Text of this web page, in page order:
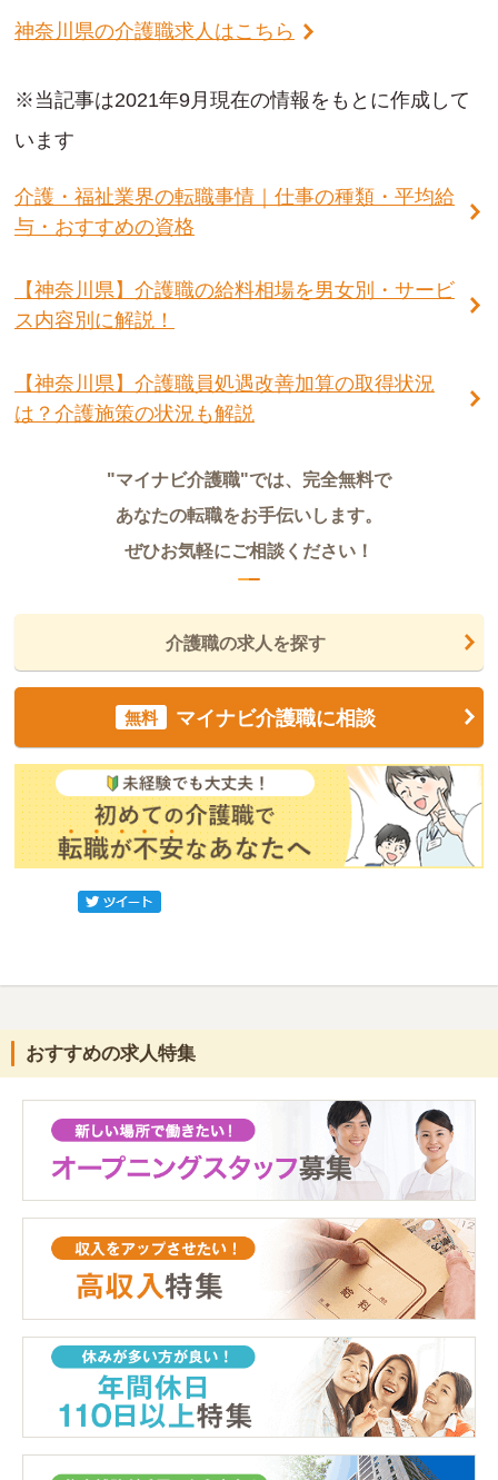
神奈川県の介護職求人はこちら
※当記事は2021年9月現在の情報をもとに作成して
います
介護・福祉業界の転職事情｜仕事の種類・平均給
与・おすすめの資格
【神奈川県】介護職の給料相場を男女別・サービ
ス内容別に解説！
【神奈川県】介護職員処遇改善加算の取得状況
は？介護施策の状況も解説
"マイナビ介護職"では、完全無料で
あなたの転職をお手伝いします。
ぜひお気軽にご相談ください！
介護職の求人を探す
無料 マイナビ介護職に相談
おすすめの求人特集